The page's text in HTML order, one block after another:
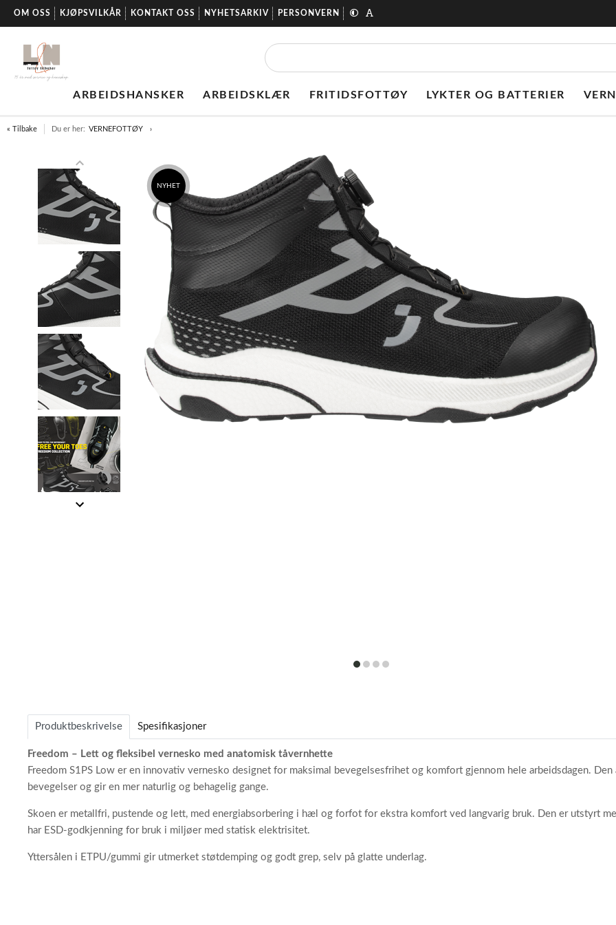
OM OSS KJØPSVILKÅR KONTAKT OSS NYHETSARKIV PERSONVERN
ARBEIDSHANSKER ARBEIDSKLÆR FRITIDSFOTTØY LYKTER OG BATTERIER
« Tilbake Du er her: VERNEFOTTØY
NYHET
itemitemitemitem
4
Produktbeskrivelse Spesifikasjoner
Freedom – Lett og fleksibel vernesko med anatomisk tåvernhette
Freedom S1PS Low er en innovativ vernesko designet for maksimal bevegelsesfrihet og komfort gjennom hele arbeidsdagen.
bevegelser og gir en mer naturlig og behagelig gange.
Skoen er metallfri, pustende og lett, med energiabsorbering i hæl og forfot for ekstra komfort ved langvarig bruk. Den er utstyrt
har ESD-godkjenning for bruk i miljøer med statisk elektrisitet.
Yttersålen i ETPU/gummi gir utmerket støtdemping og godt grep, selv på glatte underlag.